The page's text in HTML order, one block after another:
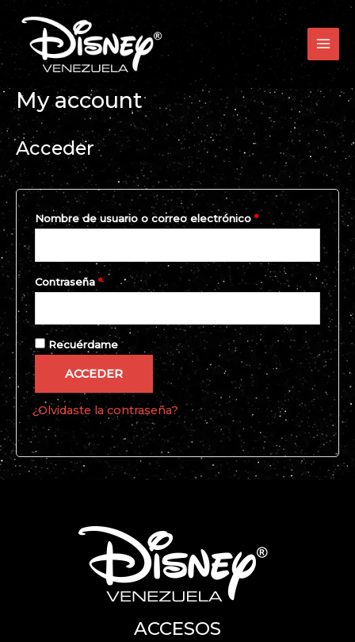
contenido
My account
Acceder
Nombre de usuario o correo electrónico*
Contraseña*
Recuérdame
ACCEDER
¿Olvidaste la contraseña?
ACCESOS